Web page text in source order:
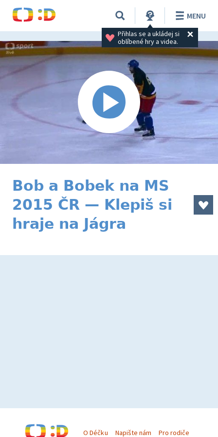
Přihlas se a ukládej si
oblíbené hry a videa.
MENU
Bob a Bobek na MS
2015 ČR — Klepiš si
hraje na Jágra
O Déčku Napište nám Pro rodiče